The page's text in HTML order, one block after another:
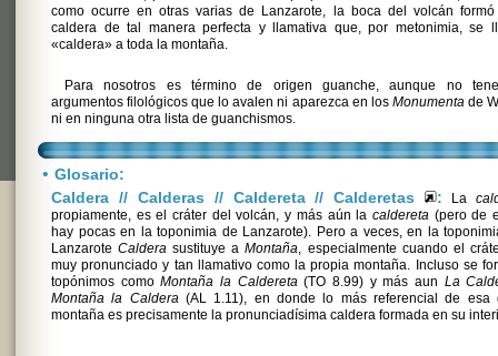
como ocurre en otras varias de Lanzarote, la boca del volcán
caldera de tal manera perfecta y llamativa que, por metonimia, se
«caldera» a toda la montaña.
Para nosotros es término de origen guanche, aunque no
argumentos filológicos que lo avalen ni aparezca en los Monumentade
ni en ninguna otra lista de guanchismos.
• Glosario:
Caldera // Calderas // Caldereta // Calderetas
: La
propiamente, es el cráter del volcán, y más aún la caldereta(pero de
hay pocas en la toponimia de Lanzarote). Pero a veces, en la
LanzaroteCaldera sustituye aMontaña, especialmente cuando el
muy pronunciado y tan llamativo como la propia montaña. Incluso se
topónimos comoMontaña la Caldereta(TO 8.99) y más aun La
Montaña la Caldera(AL 1.11), en donde lo más referencial de esa
montaña es precisamente la pronunciadísima caldera formada en su